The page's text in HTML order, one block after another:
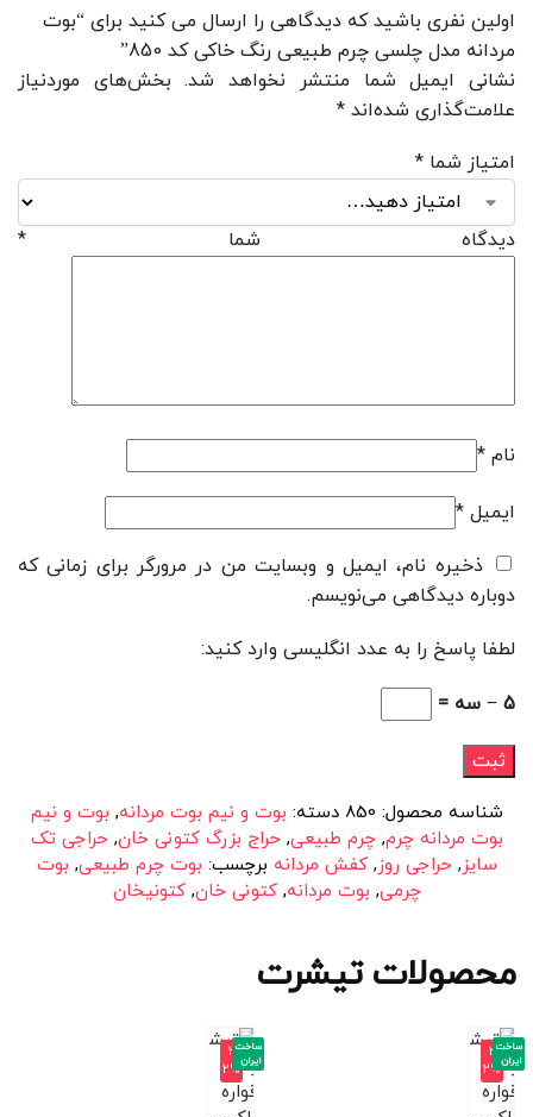
اولین نفری باشید که دیدگاهی را ارسال می کنید برای “بوت
مردانه مدل چلسی چرم طبیعی رنگ خاکی کد 850”
نشانی ایمیل شما منتشر نخواهد شد. بخش‌های موردنیاز
علامت‌گذاری شده‌اند *
امتیاز شما *
دیدگاه شما *
نام *
ایمیل *
ذخیره نام، ایمیل و وبسایت من در مرورگر برای زمانی که
دوباره دیدگاهی می‌نویسم.
لطفا پاسخ را به عدد انگلیسی وارد کنید:
5 − سه =
شناسه محصول: 850 دسته: بوت و نیم بوت مردانه, بوت و نیم
بوت مردانه چرم, چرم طبیعی, حراج بزرگ کتونی خان, حراجی تک
سایز, حراجی روز,کفش مردانه برچسب: بوت چرم طبیعی, بوت
چرمی, بوت مردانه,کتونی خان,کتونیخان
محصولات تیشرت
-3
2%
ساخت
ایران
-3
2%
ساخت
ایران